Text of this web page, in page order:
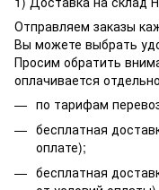
Отправляем заказы
Вы можете выбрать
Просим обратить
оплачивается
по тарифам
бесплатная
оплате);
бесплатная